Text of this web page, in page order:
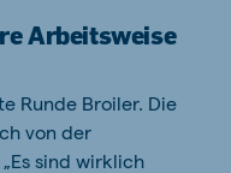
Arbeitsweise
Runde Broiler. Die
von der
sind wirklich